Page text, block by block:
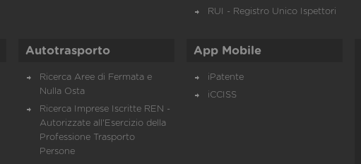
RUI - Registro Unico Ispettori
Autotrasporto
Ricerca Aree di Fermata e
Nulla Osta
Ricerca Imprese Iscritte REN -
Autorizzate all'Esercizio della
Professione Trasporto
Persone
App Mobile
iPatente
iCCISS